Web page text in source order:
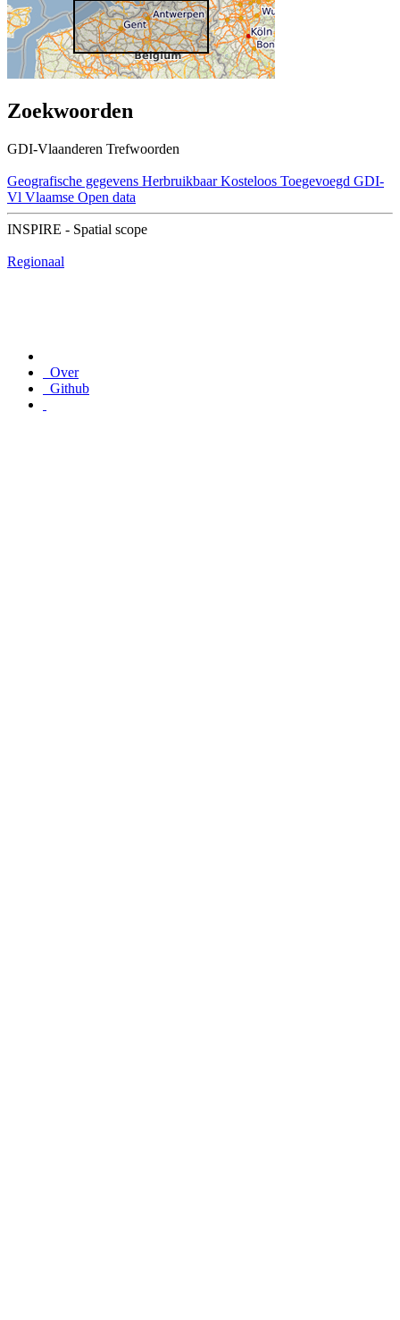
Zoekwoorden
GDI-Vlaanderen Trefwoorden
Geografische gegevens Herbruikbaar Kosteloos Toegevoegd GDI-
Vl Vlaamse Open data
INSPIRE - Spatial scope
Regionaal
Over
Github